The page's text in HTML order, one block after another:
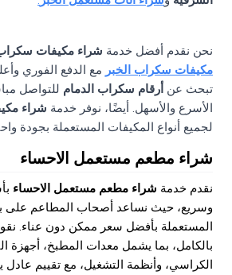
نحن نقدم أفضل خدمة شراء مكيفات
مكيفات سكراب الخبر مع الدفع الفوري
تبحث عن أرقام سكراب الدمام للتواصل
الأسرع والأسهل. أيضًا، نوفر خدمة شراء
لجميع أنواع المكيفات المستعملة بجودة
شراء مطعم مستعمل الاحساء
نقدم خدمة شراء مطعم مستعمل الاحساء
وسريع، حيث نساعد أصحاب المطاعم على
المستعملة بأفضل سعر ممكن دون عناء.
بالكامل، بما يشمل معدات المطبخ، أجهزة
الكراسي، وأنظمة التشغيل، مع تقييم عادل